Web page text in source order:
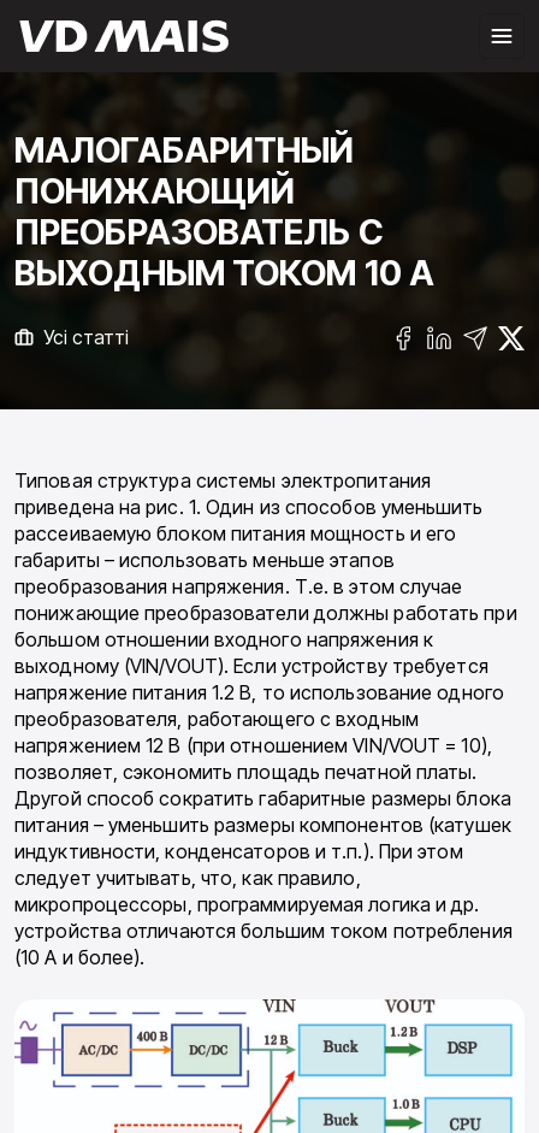
МАЛОГАБАРИТНЫЙ
ПОНИЖАЮЩИЙ
ПРЕОБРАЗОВАТЕЛЬ С
ВЫХОДНЫМ ТОКОМ 10 А
Усі статті
Типовая структура системы электропитания
приведена на рис. 1. Один из способов уменьшить
рассеиваемую блоком питания мощность и его
габариты – использовать меньше этапов
преобразования напряжения. Т.е. в этом случае
понижающие преобразователи должны работать при
большом отношении входного напряжения к
выходному (VIN/VOUT). Если устройству требуется
напряжение питания 1.2 В, то использование одного
преобразователя, работающего с входным
напряжением 12 В (при отношением VIN/VOUT = 10),
позволяет, сэкономить площадь печатной платы.
Другой способ сократить габаритные размеры блока
питания – уменьшить размеры компонентов (катушек
индуктивности, конденсаторов и т.п.). При этом
следует учитывать, что, как правило,
микропроцессоры, программируемая логика и др.
устройства отличаются большим током потребления
(10 А и более).